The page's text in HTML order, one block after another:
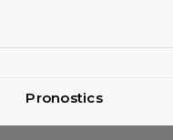
Pronostics